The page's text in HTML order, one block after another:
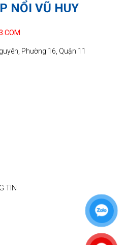
NỔI VŨ HUY
Phường 16, Quận 11
TIN